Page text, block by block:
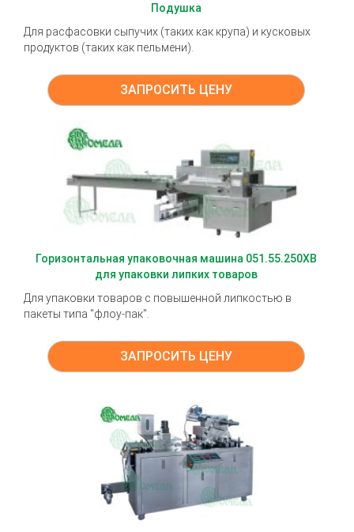
Подушка
Для расфасовки сыпучих (таких как крупа) и кусковых
продуктов (таких как пельмени).
ЗАПРОСИТЬ ЦЕНУ
Горизонтальная упаковочная машина 051.55.250ХВ
для упаковки липких товаров
Для упаковки товаров с повышенной липкостью в
пакеты типа "флоу-пак".
ЗАПРОСИТЬ ЦЕНУ